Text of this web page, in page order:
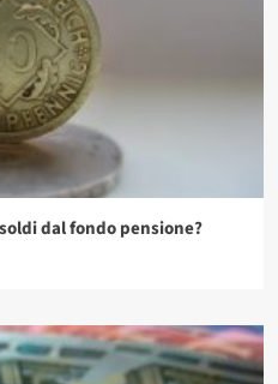
dal fondo pensione?